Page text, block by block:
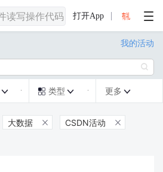
打开App
我的活动

  类型  更多 
大数据  CSDN活动 